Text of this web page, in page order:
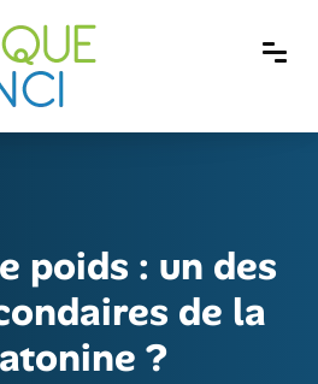
poids : un des
de la
?